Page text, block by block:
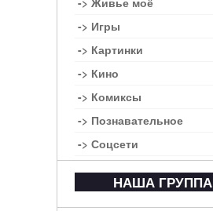
-> Игры
-> Картинки
-> Кино
-> Комиксы
-> Познавательное
-> Соцсети
НАША ГРУППА